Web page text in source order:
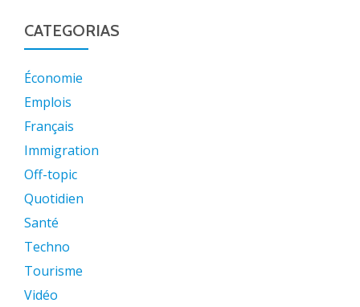
CATEGORIAS
Économie
Emplois
Français
Immigration
Off-topic
Quotidien
Santé
Techno
Tourisme
Vidéo